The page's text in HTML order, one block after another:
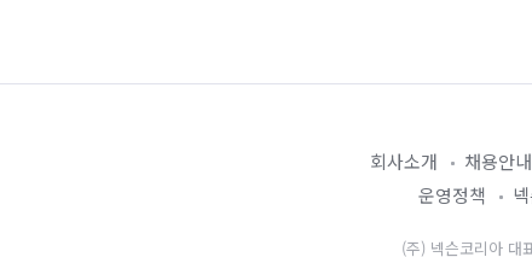
회사소개 채용안내
운영정책
(주) 넥슨코리아 대